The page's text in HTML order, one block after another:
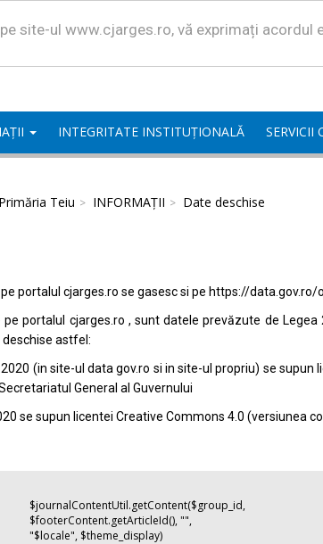
site-ul www.cjarges.ro, vă exprimați acordul
INTEGRITATE INSTITUȚIONALĂ SERVICII
Primăria Teiu INFORMAȚII Date deschise
portalul cjarges.ro se gasesc si pe https://data.gov.ro/
portalul cjarges.ro , sunt datele prevăzute de
astfel:
(in site-ul datagov.ro si in site-ul propriu) se supun
General al Guvernului
se supun licentei Creative Commons 4.0 (versiunea
$journalContentUtil.getContent($group_id,
$footerContent.getArticleId(), "",
"$locale", $theme_display)